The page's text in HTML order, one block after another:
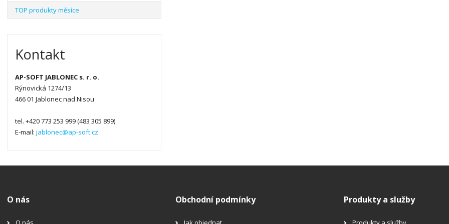
TOP produkty měsíce
Kontakt
AP-SOFT JABLONEC s. r. o.
Rýnovická 1274/13
466 01 Jablonec nad Nisou
tel. +420 773 253 999 (483 305 899)
E-mail:jablonec@ap-soft.cz
O nás Obchodní podmínky Produkty a služby